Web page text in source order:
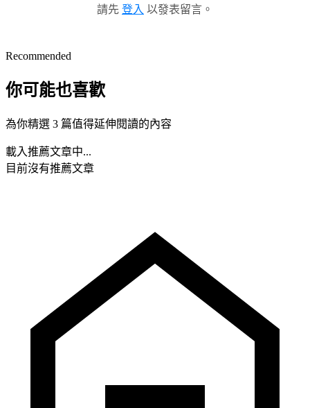
請先 登入 以發表留言。
Recommended
你可能也喜歡
為你精選 3 篇值得延伸閱讀的內容
載入推薦文章中...
目前沒有推薦文章